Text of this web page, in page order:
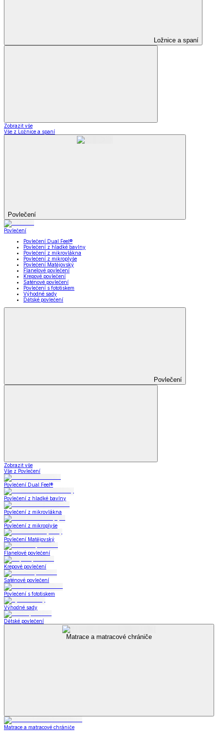
Ložnice a spaní
Zobrazit vše
Vše z Ložnice a spaní
Povlečení
Povlečení
Povlečení Dual Feel®
Povlečení z hladké bavlny
Povlečení z mikrovlákna
Povlečení z mikroplyše
Povlečení Matějovský
Flanelové povlečení
Krepové povlečení
Saténové povlečení
Povlečení s fototiskem
Výhodné sady
Dětské povlečení
Povlečení
Zobrazit vše
Vše z Povlečení
Povlečení Dual Feel®
Povlečení z hladké bavlny
Povlečení z mikrovlákna
Povlečení z mikroplyše
Povlečení Matějovský
Flanelové povlečení
Krepové povlečení
Saténové povlečení
Povlečení s fototiskem
Výhodné sady
Dětské povlečení
Matrace a matracové chrániče
Matrace a matracové chrániče